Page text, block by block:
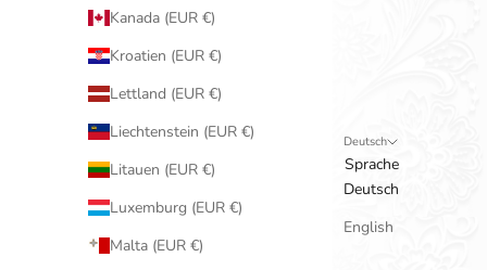
Kanada (EUR €)
Kroatien (EUR €)
Lettland (EUR €)
Liechtenstein (EUR €)
Litauen (EUR €)
Luxemburg (EUR €)
Malta (EUR €)
Deutsch
Sprache
Deutsch
English